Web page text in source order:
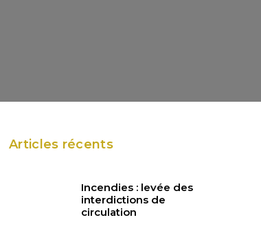
Articles récents
Incendies : levée des
interdictions de
circulation